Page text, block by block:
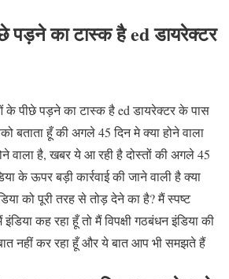
पड़ने का टास्क है ed डायरेक्टर
के पीछे पड़ने का टास्क है ed डायरेक्टर के पास
बताता हूँ की अगले 45 दिन मे क्या होने वाला
वाला है, खबर ये आ रही है दोस्तों की अगले 45
के ऊपर बड़ी कार्रवाई की जाने वाली है क्या
को पूरी तरह से तोड़ देने का है? मैं स्पष्ट
कह रहा हूँ तो मैं विपक्षी गठबंधन इंडिया की
नहीं कर रहा हूँ और ये बात आप भी समझते हैं